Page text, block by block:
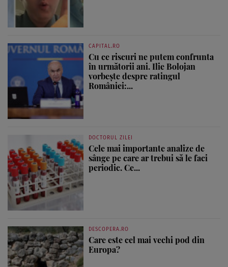
CAPITAL.RO
Cu ce riscuri ne putem confrunta
în următorii ani. Ilie Bolojan
vorbește despre ratingul
României:...
DOCTORUL ZILEI
Cele mai importante analize de
sânge pe care ar trebui să le faci
periodic. Ce...
DESCOPERA.RO
Care este cel mai vechi pod din
Europa?